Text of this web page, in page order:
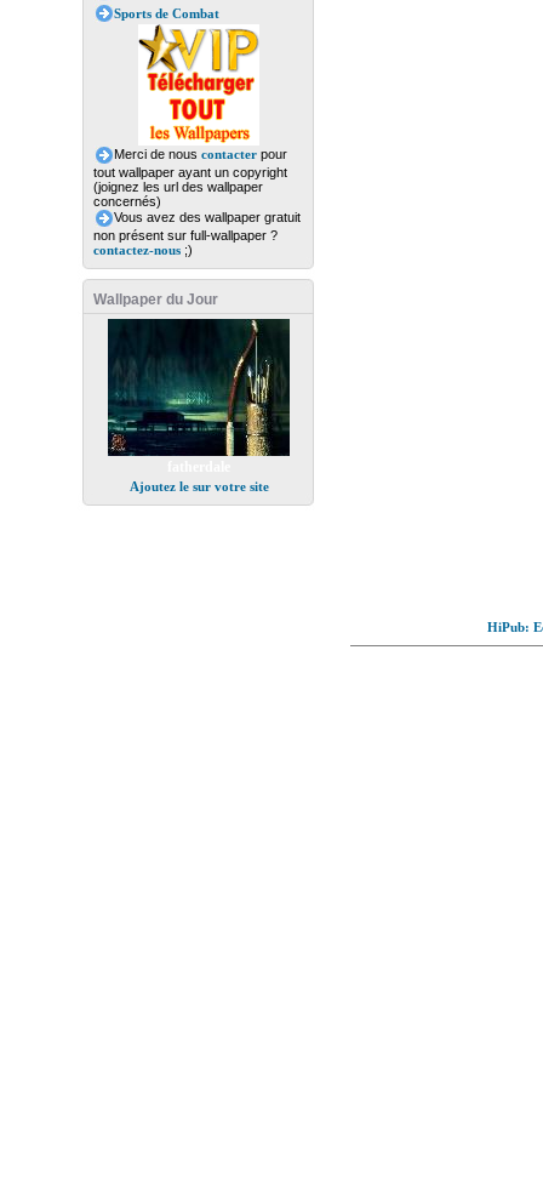
Sports de Combat
Merci de nous contacterpour
tout wallpaper ayant un copyright
(joignez les url des wallpaper
concernés)
Vous avez des wallpaper gratuit
non présent sur full-wallpaper ?
contactez-nous;)
Wallpaper du Jour
Ajoutez le sur votre site
HiPub: